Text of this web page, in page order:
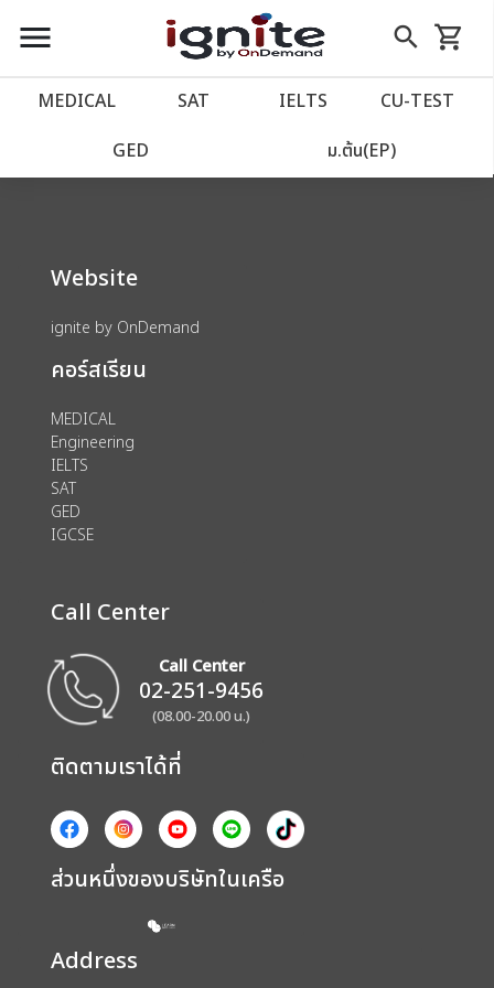
close
account_balance หน้าแรก
เว็บไซต์อิกไนท์
import_contacts วางแผนการเรียน
account_circle เข้าสู่ระบบ
assignment ลงทะเบียน
menu search
Skip
to
shopping_cart
รถเข็น
MEDICAL SAT IELTS CU‑TEST
GED ม.ต้น(EP)
We could not find anything for 80002125
Website
ignite by OnDemand
คอร์สเรียน
MEDICAL
Engineering
IELTS
SAT
GED
IGCSE
Call Center
Call Center
02-251-9456
(08.00-20.00 น.)
ติดตามเราได้ที่
ส่วนหนึ่งของบริษัทในเครือ
Address